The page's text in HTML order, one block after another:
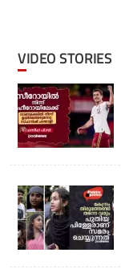
VIDEO STORIES